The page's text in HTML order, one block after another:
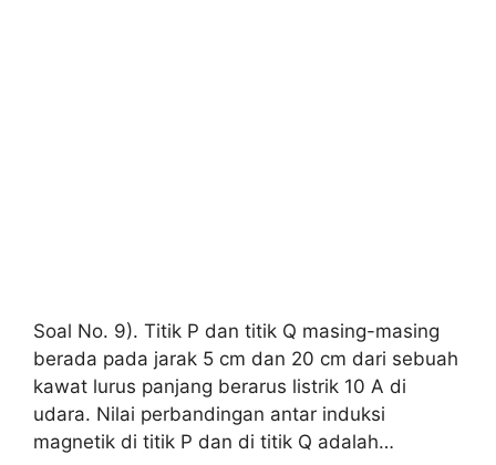
Soal No. 9). Titik P dan titik Q masing-masing
berada pada jarak 5 cm dan 20 cm dari sebuah
kawat lurus panjang berarus listrik 10 A di
udara. Nilai perbandingan antar induksi
magnetik di titik P dan di titik Q adalah…